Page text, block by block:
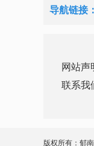
导航链接：
网站声
联系我
版权所有：郁